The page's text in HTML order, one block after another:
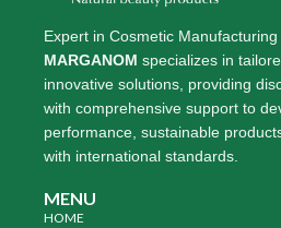
Expert in Cosmetic
MARGANOM specializes in
innovative solutions, providing
with comprehensive support to
performance, sustainable
with international standards.
MENU
HOME